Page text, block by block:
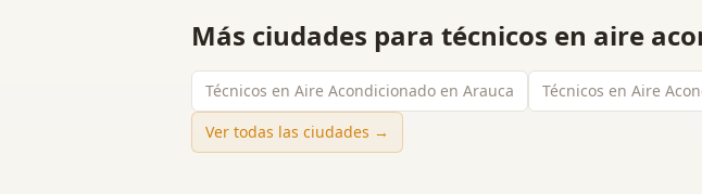
Más ciudades para técnicos en aire
Técnicos en Aire Acondicionado en Arauca Técnicos en Aire
Ver todas las ciudades →